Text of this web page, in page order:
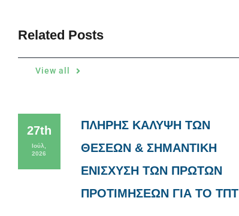
Related Posts
View all
27th
Ιούλ,
2026
ΠΛΗΡΗΣ ΚΑΛΥΨΗ ΤΩΝ
ΘΕΣΕΩΝ & ΣΗΜΑΝΤΙΚΗ
ΕΝΙΣΧΥΣΗ ΤΩΝ ΠΡΩΤΩΝ
ΠΡΟΤΙΜΗΣΕΩΝ ΓΙΑ ΤΟ ΤΠΤ